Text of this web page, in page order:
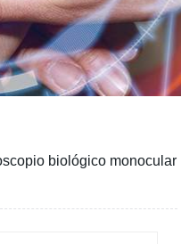
biológico monocular